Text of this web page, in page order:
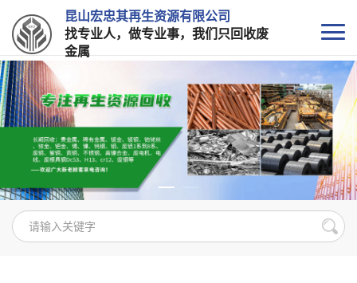
昆山宏忠其再生资源有限公司
找专业人，做专业事，我们只回收废
金属